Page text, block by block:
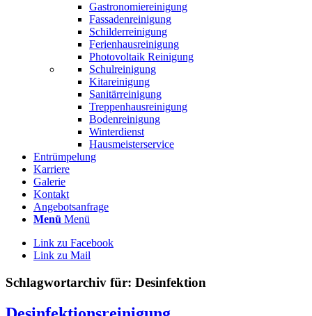
Gastronomiereinigung
Fassadenreinigung
Schilderreinigung
Ferienhausreinigung
Photovoltaik Reinigung
Schulreinigung
Kitareinigung
Sanitärreinigung
Treppenhausreinigung
Bodenreinigung
Winterdienst
Hausmeisterservice
Entrümpelung
Karriere
Galerie
Kontakt
Angebotsanfrage
Menü Menü
Link zu Facebook
Link zu Mail
Schlagwortarchiv für: Desinfektion